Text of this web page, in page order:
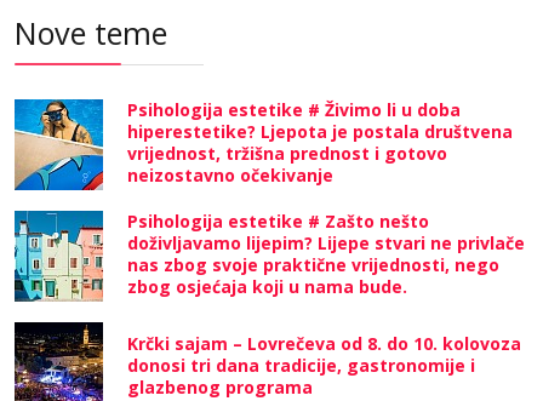
Nove teme
Psihologija estetike # Živimo li u doba
hiperestetike? Ljepota je postala društvena
vrijednost, tržišna prednost i gotovo
neizostavno očekivanje
Psihologija estetike # Zašto nešto
doživljavamo lijepim? Lijepe stvari ne privlače
nas zbog svoje praktične vrijednosti, nego
zbog osjećaja koji u nama bude.
Krčki sajam – Lovrečeva od 8. do 10. kolovoza
donosi tri dana tradicije, gastronomije i
glazbenog programa